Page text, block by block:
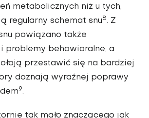
metabolicznych niż u tych,
regularny schemat snu8. Z
powiązano także
problemy behawioralne, a
przestawić się na bardziej
doznają wyraźnej poprawy
9.
tak mało znaczącego jak